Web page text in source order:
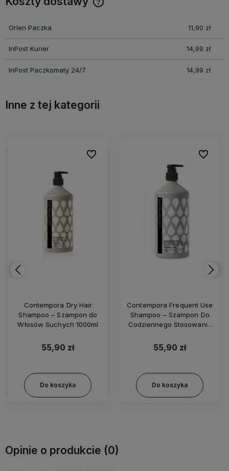
Orlen Paczka 11,90 zł
InPost Kurier 14,99 zł
InPost Paczkomaty 24/7 14,99 zł
Inne z tej kategorii
Contempora Dry Hair
Shampoo – Szampon do
Włosów Suchych 1000ml
55,90 zł
Do koszyka
Do ulubionych
Do ulubionych
Contempora Frequent Use
Shampoo – Szampon Do
Codziennego Stosowania
55,90 zł
Do koszyka
Do
Do
Opinie o produkcie (0)